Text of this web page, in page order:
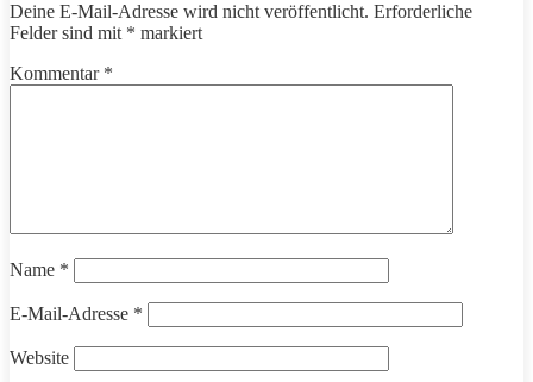
Deine E-Mail-Adresse wird nicht veröffentlicht. Erforderliche
Felder sind mit * markiert
Kommentar *
Name *
E-Mail-Adresse *
Website